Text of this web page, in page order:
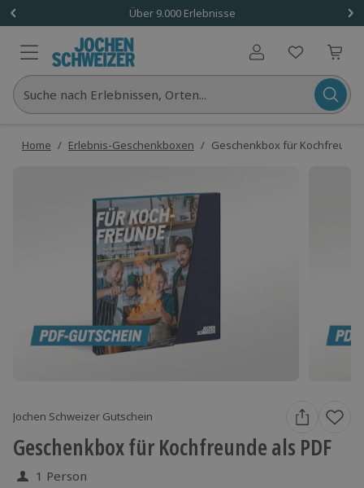
Über 9.000 Erlebnisse
Benutzerkonto
Suche nach Erlebnissen, Orten...
Home / Erlebnis-Geschenkboxen / Geschenkbox für Kochfreunde
Jochen Schweizer Gutschein
Geschenkbox für Kochfreunde als PDF
1 Person